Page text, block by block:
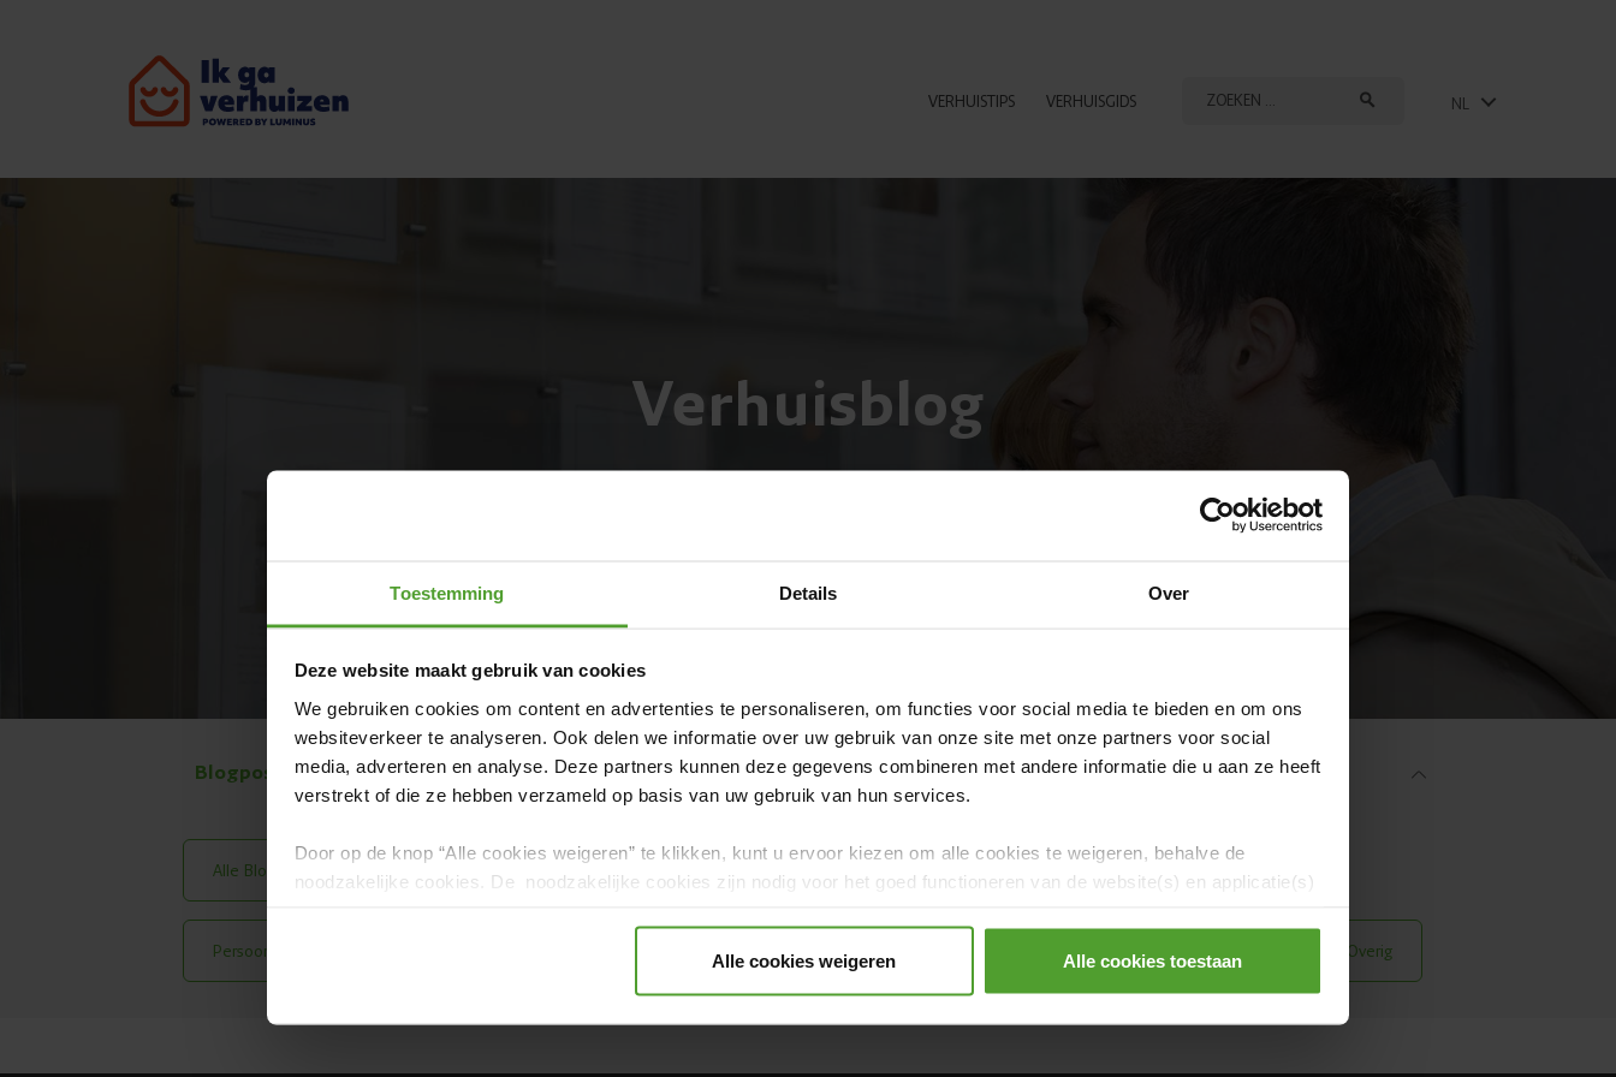
Toestemming Details Over
Deze website maakt gebruik van cookies
We gebruiken cookies om content en advertenties te personaliseren, om functies voor social media te bieden en om ons
websiteverkeer te analyseren. Ook delen we informatie over uw gebruik van onze site met onze partners voor social
media, adverteren en analyse. Deze partners kunnen deze gegevens combineren met andere informatie die u aan ze heeft
verstrekt of die ze hebben verzameld op basis van uw gebruik van hun services.
Door op de knop “Alle cookies weigeren” te klikken, kunt u ervoor kiezen om alle cookies te weigeren, behalve de
noodzakelijke cookies. De noodzakelijke cookies zijn nodig voor het goed functioneren van de website(s) en applicatie(s)
Alle cookies weigeren Alle cookies toestaan
VERHUISTIPS VERHUISGIDS NL
Verhuisblog
Blogposts per onderwerp:
Alle Blog Posts Meest Gelezen Praktisch Wooninspiratie Grappig Verhuisnieuws Evenementen
Persoonlijke Verhalen Goedkoop Verhuizen Huisdieren Samenwonen Overig